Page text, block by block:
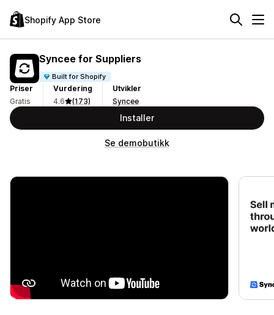
Shopify App Store
Syncee for Suppliers
Built for Shopify
Priser
Gratis
Vurdering
4.6
(173)
Utvikler
Syncee
Installer
Se demobutikk